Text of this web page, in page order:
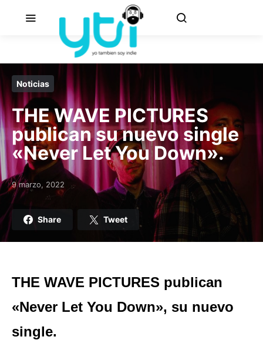
Noticias
THE WAVE PICTURES
publican su nuevo single
«Never Let You Down».
Posted on
9 marzo, 2022
Share Tweet
THE WAVE PICTURES publican
«Never Let You Down», su nuevo
single.